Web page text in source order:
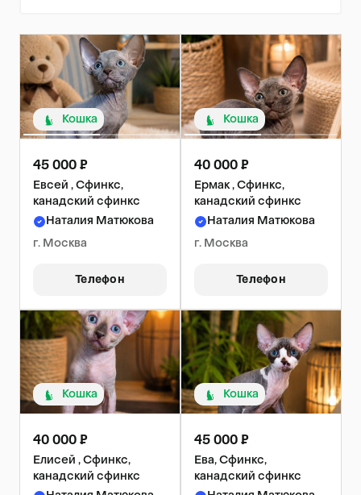
Кошка
45 000 ₽
Евсей , Сфинкс,
канадский сфинкс
Наталия Матюкова
г. Москва
Телефон
Кошка
40 000 ₽
Ермак , Сфинкс,
канадский сфинкс
Наталия Матюкова
г. Москва
Телефон
Кошка
40 000 ₽
Елисей , Сфинкс,
канадский сфинкс
Кошка
45 000 ₽
Ева, Сфинкс,
канадский сфинкс